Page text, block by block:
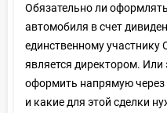
Обязательно ли
автомобиля в счет
единственному
является директором.
оформить напрямую через
и какие для этой сделки